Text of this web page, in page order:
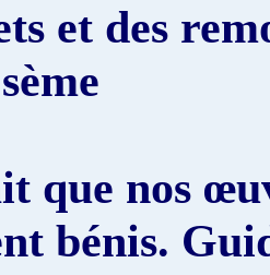
et des
que nos
bénis.